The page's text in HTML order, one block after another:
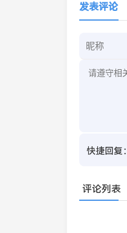
发表评论
快捷回复：
评论列表